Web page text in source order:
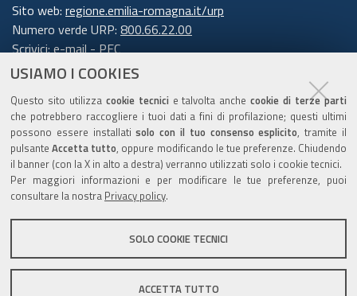
USIAMO I COOKIES
Questo sito utilizza cookie tecnici e talvolta anchecookie di terze parti
che potrebbero raccogliere i tuoi dati a fini di profilazione; questi ultimi
possono essere installatisolo con il tuo consenso esplicito, tramite il
pulsanteAccetta tutto, oppure modificando le tue preferenze. Chiudendo
il banner (con la X in alto a destra) verranno utilizzati solo i cookie tecnici.
Per maggiori informazioni e per modificare le tue preferenze, puoi
consultare la nostra Privacy policy.
SOLO COOKIE TECNICI
ACCETTA TUTTO
Sito web: regione.emilia-romagna.it/urp
Numero verde URP: 800.66.22.00
Scrivici:e-mail-PEC
Trasparenza
Amministrazione trasparente
Note legali e copyright
Privacy e cookie
Gestisci i cookie
Dichiarazione di accessibilità